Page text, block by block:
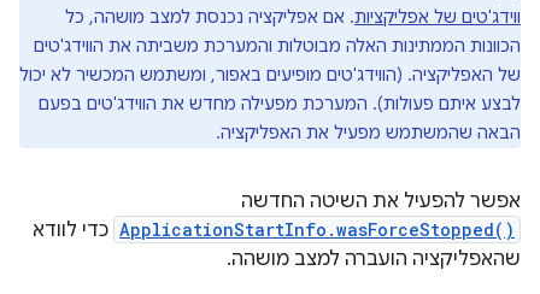
ווידג'טים של אפליקציות. אם אפליקציה נכנסת למצב מושהה, כל
הכוונות הממתינות האלה מבוטלות והמערכת משביתה את הווידג'טים
של האפליקציה. (הווידג'טים מופיעים באפור, ומשתמש המכשיר לא יכול
לבצע איתם פעולות). המערכת מפעילה מחדש את הווידג'טים בפעם
הבאה שהמשתמש מפעיל את האפליקציה.
אפשר להפעיל את השיטה החדשה
ApplicationStartInfo.wasForceStopped() כדי לוודא
שהאפליקציה הועברה למצב מושהה.